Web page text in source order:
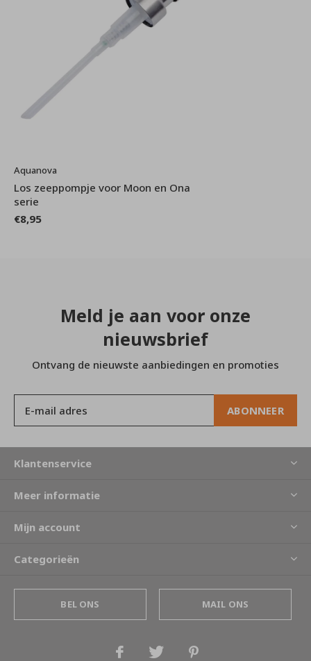
Aquanova
Los zeeppompje voor Moon en Ona
serie
€8,95
Meld je aan voor onze
nieuwsbrief
Ontvang de nieuwste aanbiedingen en promoties
ABONNEER
Klantenservice
Meer informatie
Mijn account
Categorieën
BEL ONS MAIL ONS